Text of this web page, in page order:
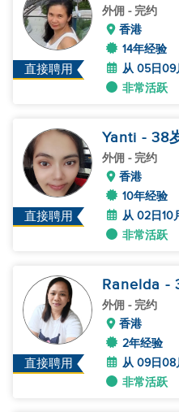
直接聘用
外佣 - 完约
香港
14年经验
从 05日09
非常活跃
直接聘用
Yanti - 38
外佣 - 完约
香港
10年经验
从 02日10
非常活跃
直接聘用
Ranelda -
外佣 - 完约
香港
2年经验
从 09日08
非常活跃